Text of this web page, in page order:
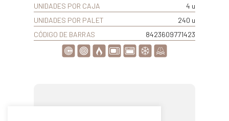
UNIDADES POR CAJA
4 u
UNIDADES POR PALET
240 u
CÓDIGO DE BARRAS
8423609771423